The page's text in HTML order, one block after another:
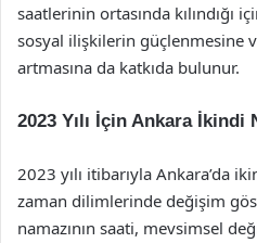
saatlerinin ortasında kılındığı
sosyal ilişkilerin güçlenmesine
artmasına da katkıda bulunur.
2023 Yılı İçin Ankara İkindi
2023 yılı itibarıyla Ankara’da
zaman dilimlerinde değişim
namazının saati, mevsimsel